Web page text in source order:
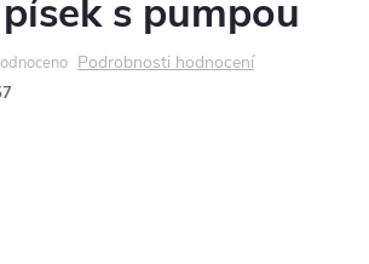
s pumpou
Podrobnosti hodnocení